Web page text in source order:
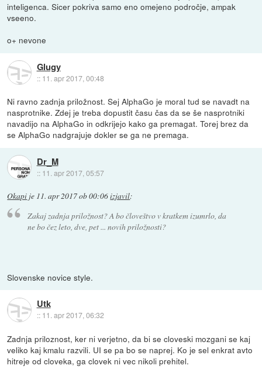
inteligenca. Sicer pokriva samo eno omejeno področje, ampak
vseeno.
o+ nevone
Glugy
:: 11. apr 2017, 00:48
Ni ravno zadnja priložnost. Sej AlphaGo je moral tud se navadt na
nasprotnike. Zdej je treba dopustit času čas da se še nasprotniki
navadijo na AlphaGo in odkrijejo kako ga premagat. Torej brez da
se AlphaGo nadgrajuje dokler se ga ne premaga.
Dr_M
:: 11. apr 2017, 05:57
Okapi je 11. apr 2017 ob 00:06izjavil:
Zakaj zadnja priložnost? A bo človeštvo v kratkem izumrlo, da
ne bo čez leto, dve, pet ... novih priložnosti?
Slovenske novice style.
Utk
:: 11. apr 2017, 06:32
Zadnja priloznost, ker ni verjetno, da bi se cloveski mozgani se kaj
veliko kaj kmalu razvili. UI se pa bo se naprej. Ko je sel enkrat avto
hitreje od cloveka, ga clovek ni vec nikoli prehitel.